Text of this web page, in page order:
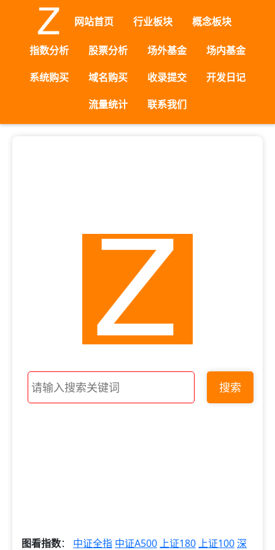
网站首页 行业板块 概念板块
指数分析 股票分析 场外基金
场内基金
系统购买
域名购买 收录提交
开发日记
流量统计
联系我们
搜索
图看指数： 中证全指 中证A500 上证180 上证100深